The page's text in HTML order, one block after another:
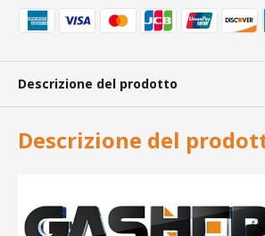
Descrizione del prodotto
Descrizione del